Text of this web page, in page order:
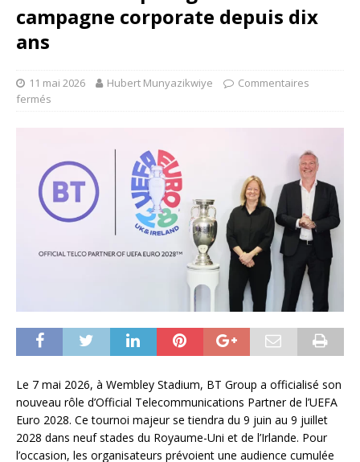
campagne corporate depuis dix
ans
11 mai 2026 Hubert Munyazikwiye
Commentaires
fermés
Le 7 mai 2026, à Wembley Stadium, BT Group a officialisé son
nouveau rôle d’Official Telecommunications Partner de l’UEFA
Euro 2028. Ce tournoi majeur se tiendra du 9 juin au 9 juillet
2028 dans neuf stades du Royaume-Uni et de l’Irlande. Pour
l’occasion, les organisateurs prévoient une audience cumulée